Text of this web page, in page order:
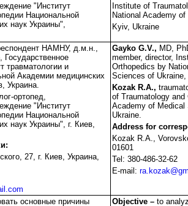
"Институт
Национальной
наук Украины",
Institute of
National Academy
Kyiv, Ukraine
НАМНУ, д.м.н.,
Государственное
травматологии и
Академии медицинских
Украина.
ортопед,
"Институт
Национальной
наук Украины", г. Киев,
27, г. Киев, Украина,
Gayko G.V., MD,
member, director,
Orthopedics by
Sciences of
Kozak R.A.,
of Traumatology
Academy of
Ukraine.
Address for
Kozak R.A.,
01601
Tel: 380-486-32-62
E-mail:
основные причины
Objective – to